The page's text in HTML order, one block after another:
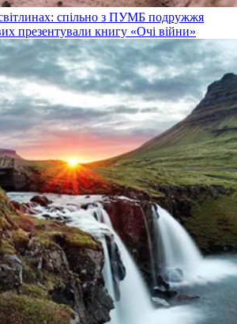
спільно з ПУМБ подружжя
презентували книгу «Очі війни»